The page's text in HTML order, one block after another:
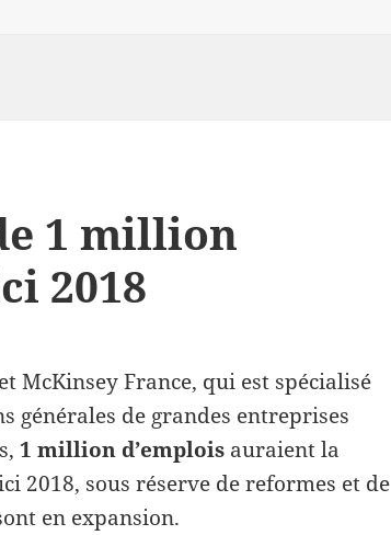
1 million
2018
McKinsey France, qui est spécialisé
générales de grandes entreprises
1 million d’emplois auraient la
2018, sous réserve de reformes et de
en expansion.